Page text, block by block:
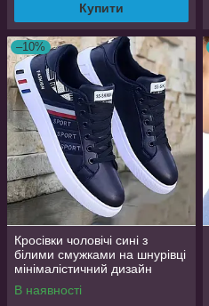
Купити
–10%
Кросівки чоловічі сині з
білими смужками на шнурівці
мінімалістичний дизайн
розмір 44 (EU 43.5, стелька
27.5 см)
В наявності